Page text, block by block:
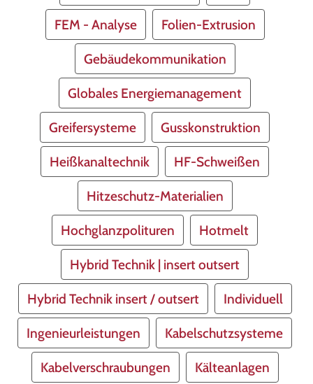
FEM - Analyse Folien-Extrusion
Gebäudekommunikation
Globales Energiemanagement
Greifersysteme Gusskonstruktion
Heißkanaltechnik HF-Schweißen
Hitzeschutz-Materialien
Hochglanzpolituren Hotmelt
Hybrid Technik | insert outsert
Hybrid Technik insert / outsert Individuell
Ingenieurleistungen Kabelschutzsysteme
Kabelverschraubungen Kälteanlagen